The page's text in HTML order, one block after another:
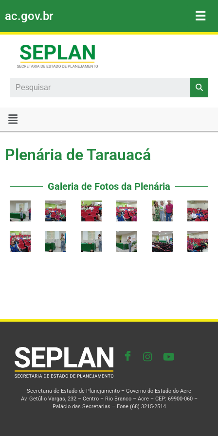
Pular
para
conteúdo
ac.gov.br ☰
Search
Plenária de Tarauacá
Galeria de Fotos da Plenária​
Secretaria de Estado de Planejamento – Governo do Estado do Acre
Av. Getúlio Vargas, 232 – Centro – Rio Branco – Acre – CEP: 69900-060 –
Palácio das Secretarias – Fone (68) 3215-2514